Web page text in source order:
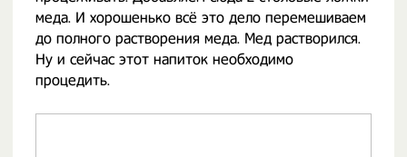
меда. И хорошенько всё это дело перемешиваем
до полного растворения меда. Мед растворился.
Ну и сейчас этот напиток необходимо
процедить.